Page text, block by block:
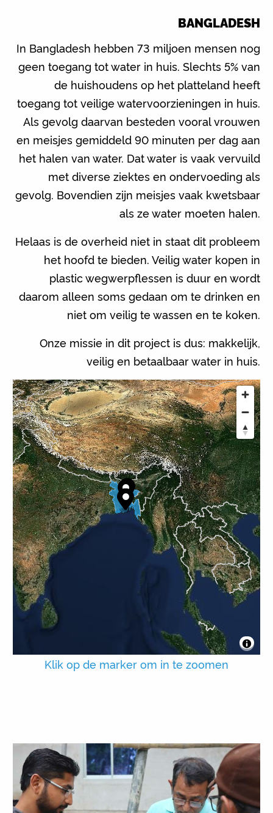
BANGLADESH
In Bangladesh hebben 73 miljoen mensen nog
geen toegang tot water in huis. Slechts 5% van
de huishoudens op het platteland heeft
toegang tot veilige watervoorzieningen in huis.
Als gevolg daarvan besteden vooral vrouwen
en meisjes gemiddeld 90 minuten per dag aan
het halen van water. Dat water is vaak vervuild
met diverse ziektes en ondervoeding als
gevolg. Bovendien zijn meisjes vaak kwetsbaar
als ze water moeten halen.
Helaas is de overheid niet in staat dit probleem
het hoofd te bieden. Veilig water kopen in
plastic wegwerpflessen is duur en wordt
daarom alleen soms gedaan om te drinken en
niet om veilig te wassen en te koken.
Onze missie in dit project is dus: makkelijk,
veilig en betaalbaar water in huis.
Klik op de marker om in te zoomen